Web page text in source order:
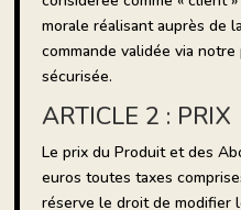
morale réalisant auprès de
commande validée via
sécurisée.
ARTICLE 2 : PRIX
Le prix du Produit et des
euros toutes taxes
réserve le droit de modifier